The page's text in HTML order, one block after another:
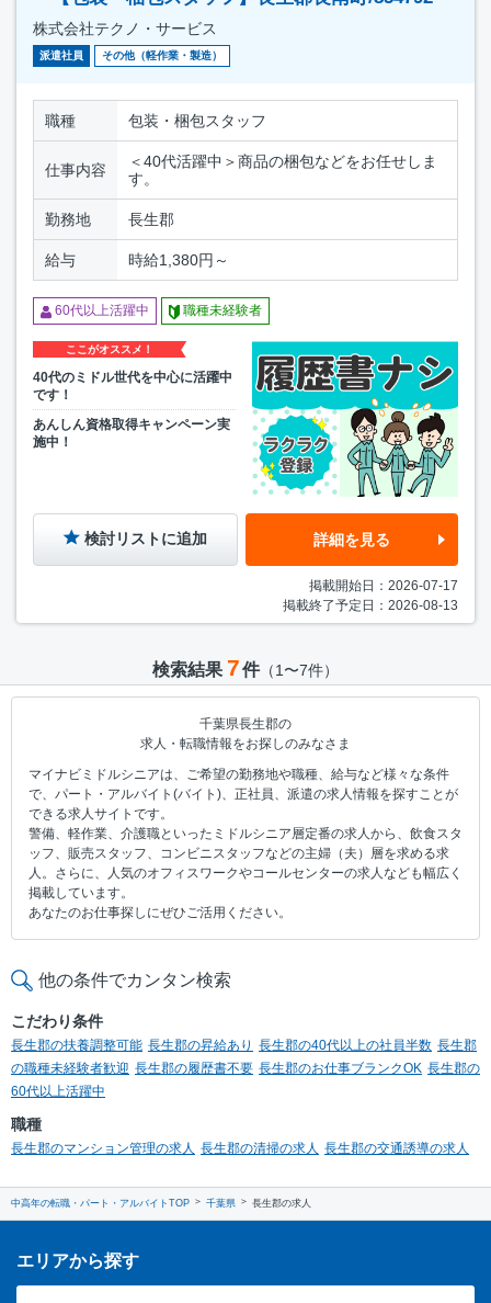
株式会社テクノ・サービス
派遣社員 その他（軽作業・製造）
職種 包装・梱包スタッフ
仕事内容
＜40代活躍中＞商品の梱包などをお任せしま
す。
勤務地 長生郡
給与 時給1,380円～
60代以上活躍中 職種未経験者
ここがオススメ！
40代のミドル世代を中心に活躍中
です！
あんしん資格取得キャンペーン実
施中！
検討リストに追加 詳細を見る
掲載開始日：2026-07-17
掲載終了予定日：2026-08-13
検索結果 7件（1〜7件）
千葉県長生郡の
求人・転職情報をお探しのみなさま
マイナビミドルシニアは、ご希望の勤務地や職種、給与など様々な条件
で、パート・アルバイト(バイト)、正社員、派遣の求人情報を探すことが
できる求人サイトです。
警備、軽作業、介護職といったミドルシニア層定番の求人から、飲食スタ
ッフ、販売スタッフ、コンビニスタッフなどの主婦（夫）層を求める求
人。さらに、人気のオフィスワークやコールセンターの求人なども幅広く
掲載しています。
あなたのお仕事探しにぜひご活用ください。
他の条件でカンタン検索
こだわり条件
長生郡の扶養調整可能 長生郡の昇給あり 長生郡の40代以上の社員半数 長生郡
の職種未経験者歓迎 長生郡の履歴書不要 長生郡のお仕事ブランクOK 長生郡の
60代以上活躍中
職種
長生郡のマンション管理の求人 長生郡の清掃の求人 長生郡の交通誘導の求人
中高年の転職・パート・アルバイトTOP 千葉県 長生郡の求人
エリアから探す